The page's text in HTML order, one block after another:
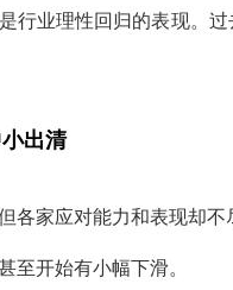
行业理性回归的表现。
出清
家应对能力和表现却不
至开始有小幅下滑。